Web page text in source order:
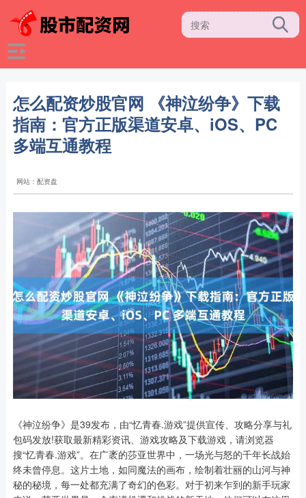
怎么配资炒股官网 《神泣纷争》下载
指南：官方正版渠道安卓、iOS、PC
多端互通教程
网站：配资盘
《神泣纷争》是39发布，由“忆青春.游戏”提供宣传、攻略分享与礼
包码发放!获取最新精彩资讯、游戏攻略及下载游戏，请浏览器
搜“忆青春.游戏”。在广袤的莎亚世界中，一场光与怒的千年长战始
终未曾停息。这片土地，如同魔法的画布，绘制着壮丽的山河与神
秘的秘境，每一处都充满了奇幻的色彩。对于初来乍到的新手玩家